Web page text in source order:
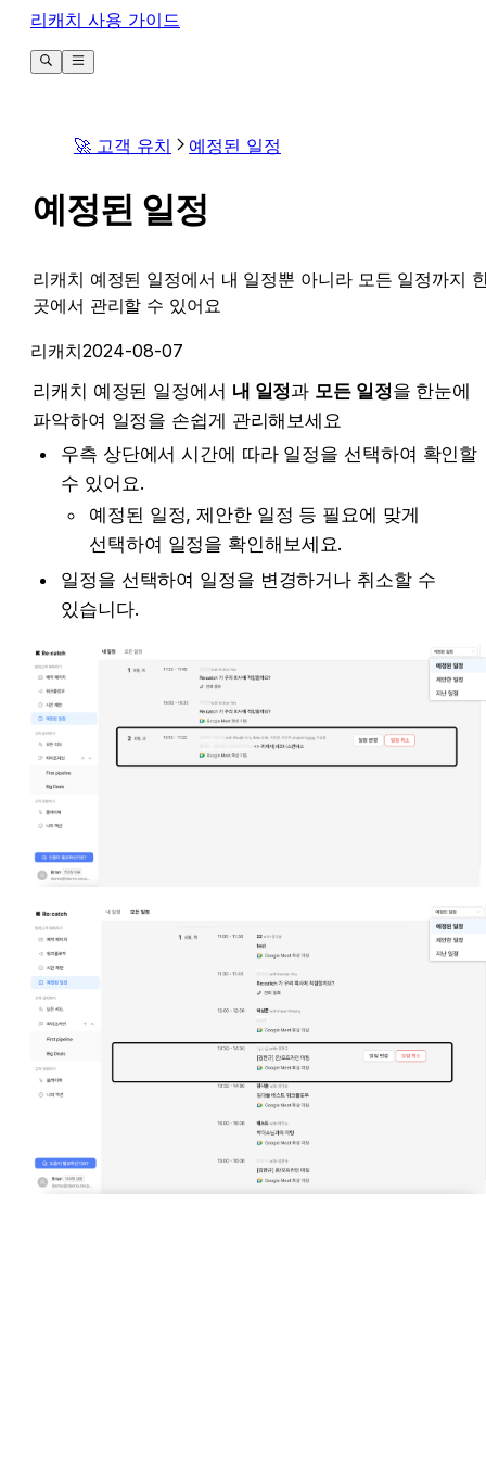
리캐치 사용 가이드
🚀 고객 유치 예정된 일정
예정된 일정
리캐치 예정된 일정에서 내 일정뿐 아니라 모든 일정까지
곳에서 관리할 수 있어요
리캐치2024-08-07
리캐치 예정된 일정에서 내 일정과 모든 일정을 한눈에
파악하여 일정을 손쉽게 관리해보세요
우측 상단에서 시간에 따라 일정을 선택하여 확인할
수 있어요.
예정된 일정, 제안한 일정 등 필요에 맞게
선택하여 일정을 확인해보세요.
일정을 선택하여 일정을 변경하거나 취소할 수
있습니다.